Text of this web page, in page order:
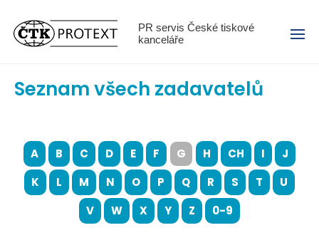
PR servis České tiskové
kanceláře
Menu
Seznam všech zadavatelů
A B C D E F G H CH I
J
K
L M N O P Q R S T
U
V
W X Y Z 0-9